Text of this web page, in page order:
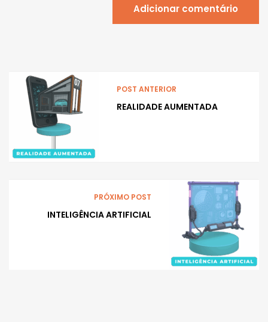
Adicionar comentário
POST ANTERIOR
REALIDADE AUMENTADA
PRÓXIMO POST
INTELIGÊNCIA ARTIFICIAL